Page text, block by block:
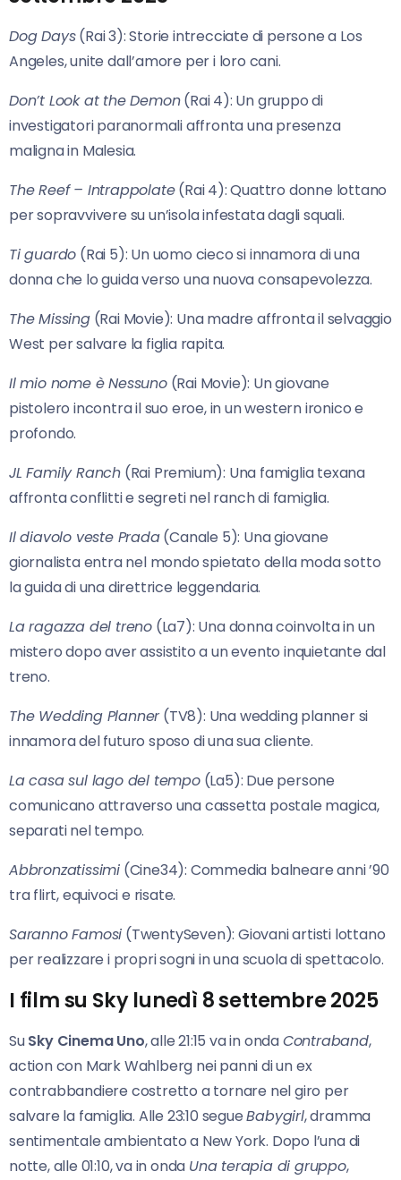
Dog Days(Rai 3): Storie intrecciate di persone a Los
Angeles, unite dall’amore per i loro cani.
Don’t Look at the Demon(Rai 4): Un gruppo di
investigatori paranormali affronta una presenza
maligna in Malesia.
The Reef – Intrappolate(Rai 4): Quattro donne lottano
per sopravvivere su un’isola infestata dagli squali.
Ti guardo (Rai 5): Un uomo cieco si innamora di una
donna che lo guida verso una nuova consapevolezza.
The Missing(Rai Movie): Una madre affronta il selvaggio
West per salvare la figlia rapita.
Il mio nome è Nessuno(Rai Movie): Un giovane
pistolero incontra il suo eroe, in un western ironico e
profondo.
JL Family Ranch (Rai Premium): Una famiglia texana
affronta conflitti e segreti nel ranch di famiglia.
Il diavolo veste Prada(Canale 5): Una giovane
giornalista entra nel mondo spietato della moda sotto
la guida di una direttrice leggendaria.
La ragazza del treno (La7): Una donna coinvolta in un
mistero dopo aver assistito a un evento inquietante dal
treno.
The Wedding Planner(TV8): Una wedding planner si
innamora del futuro sposo di una sua cliente.
La casa sul lago del tempo(La5): Due persone
comunicano attraverso una cassetta postale magica,
separati nel tempo.
Abbronzatissimi (Cine34): Commedia balneare anni ’90
tra flirt, equivoci e risate.
Saranno Famosi (TwentySeven): Giovani artisti lottano
per realizzare i propri sogni in una scuola di spettacolo.
I film su Sky lunedì 8 settembre 2025
SuSky Cinema Uno, alle 21:15 va in ondaContraband,
action con Mark Wahlberg nei panni di un ex
contrabbandiere costretto a tornare nel giro per
salvare la famiglia. Alle 23:10 segueBabygirl, dramma
sentimentale ambientato a New York. Dopo l’una di
notte, alle 01:10, va in onda Una terapia di gruppo,